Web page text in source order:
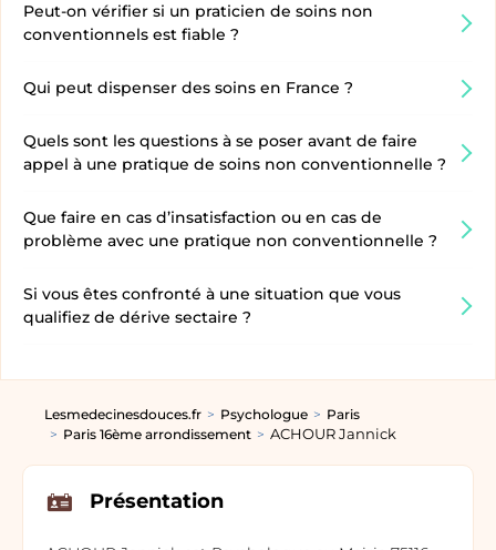
Peut-on vérifier si un praticien de soins non
conventionnels est fiable ?
Qui peut dispenser des soins en France ?
Quels sont les questions à se poser avant de faire
appel à une pratique de soins non conventionnelle ?
Que faire en cas d’insatisfaction ou en cas de
problème avec une pratique non conventionnelle ?
Si vous êtes confronté à une situation que vous
qualifiez de dérive sectaire ?
Lesmedecinesdouces.fr Psychologue
Paris
Paris 16ème arrondissement
ACHOUR Jannick
Présentation